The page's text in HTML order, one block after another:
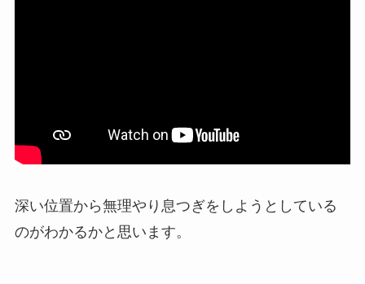
深い位置から無理やり息つぎをしようとしている
のがわかるかと思います。